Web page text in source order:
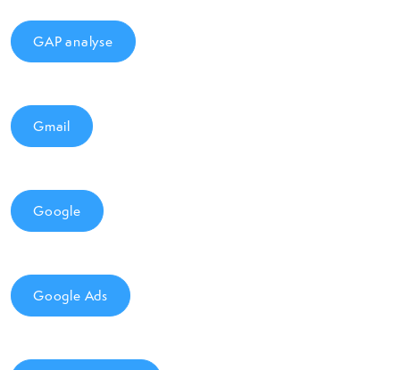
GAP analyse
Gmail
Google
Google Ads